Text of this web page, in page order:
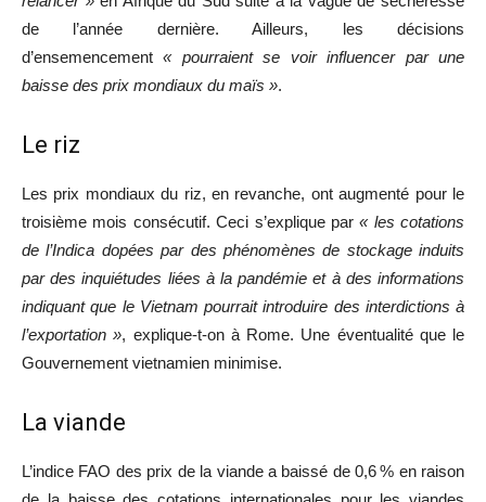
de l’année dernière. Ailleurs, les décisions
d’ensemencement« pourraient se voir influencer par une
baisse des prix mondiaux du maïs ».
Le riz
Les prix mondiaux du riz, en revanche, ont augmenté pour le
troisième mois consécutif. Ceci s’explique par« les cotations
de l’Indica dopées par des phénomènes de stockage induits
par des inquiétudes liées à la pandémie et à des informations
indiquant que le Vietnam pourrait introduire des interdictions à
l’exportation », explique-t-on à Rome. Une éventualité que le
Gouvernement vietnamien minimise.
La viande
L’indice FAO des prix de la viande a baissé de 0,6 % en raison